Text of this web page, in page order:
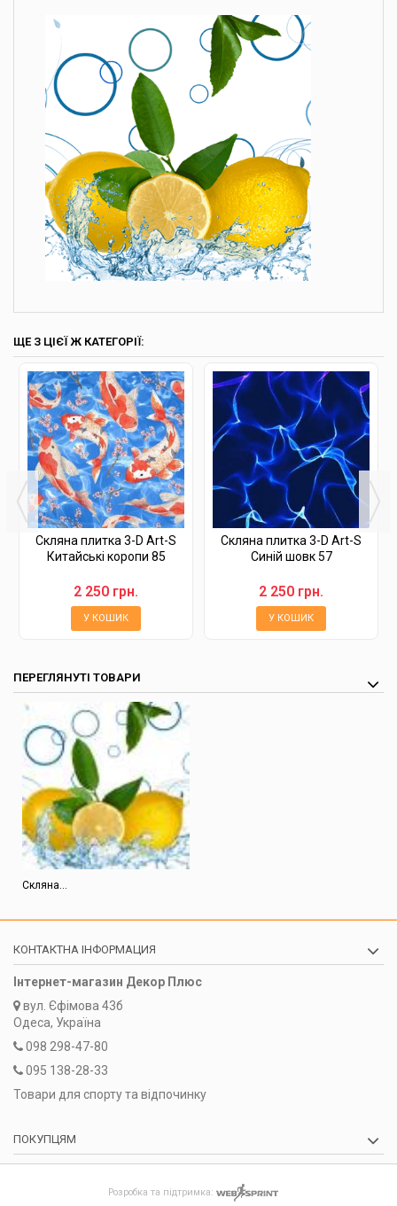
ЩЕ З ЦІЄЇ Ж КАТЕГОРІЇ:
Скляна плитка 3-D Art-S
Китайські коропи 85
2 250 грн.
У КОШИК
Скляна плитка 3-D Art-S
Синій шовк 57
2 250 грн.
У КОШИК
ПЕРЕГЛЯНУТІ ТОВАРИ
Скляна...
КОНТАКТНА ІНФОРМАЦИЯ
Інтернет-магазин Декор Плюс
вул. Єфімова 43б
Одеса, Україна
098 298-47-80
095 138-28-33
Товари для спорту та відпочинку
ПОКУПЦЯМ
Розробка та підтримка: